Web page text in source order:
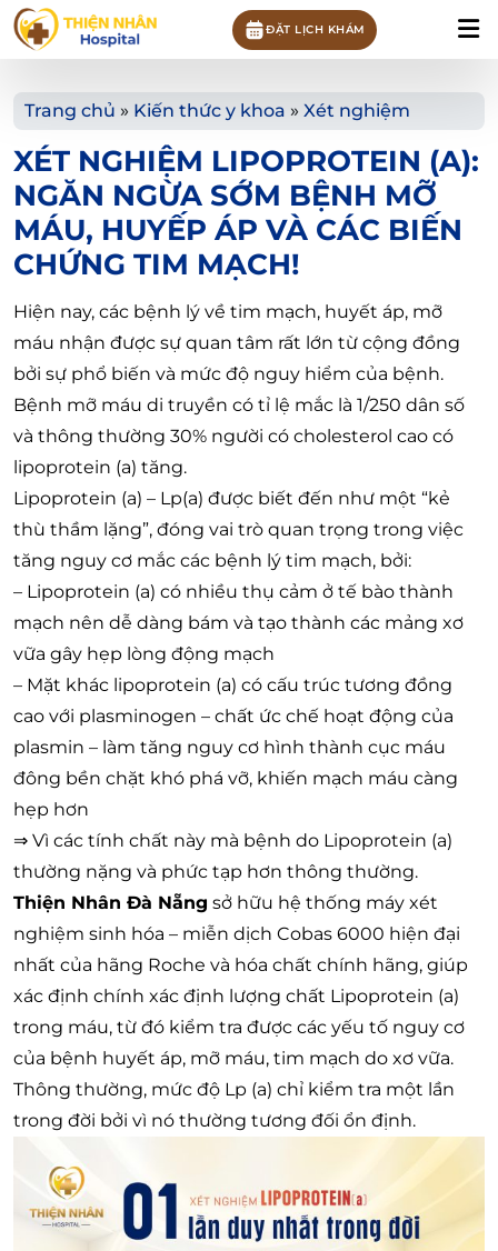
ĐẶT LỊCH KHÁM
Trang chủ » Kiến thức y khoa » Xét nghiệm
XÉT NGHIỆM LIPOPROTEIN (A):
NGĂN NGỪA SỚM BỆNH MỠ
MÁU, HUYẾP ÁP VÀ CÁC BIẾN
CHỨNG TIM MẠCH!
Hiện nay, các bệnh lý về tim mạch, huyết áp, mỡ
máu nhận được sự quan tâm rất lớn từ cộng đồng
bởi sự phổ biến và mức độ nguy hiểm của bệnh.
Bệnh mỡ máu di truyền có tỉ lệ mắc là 1/250 dân số
và thông thường 30% người có cholesterol cao có
lipoprotein (a) tăng.
Lipoprotein (a) – Lp(a) được biết đến như một “kẻ
thù thầm lặng”, đóng vai trò quan trọng trong việc
tăng nguy cơ mắc các bệnh lý tim mạch, bởi:
– Lipoprotein (a) có nhiều thụ cảm ở tế bào thành
mạch nên dễ dàng bám và tạo thành các mảng xơ
vữa gây hẹp lòng động mạch
– Mặt khác lipoprotein (a) có cấu trúc tương đồng
cao với plasminogen – chất ức chế hoạt động của
plasmin – làm tăng nguy cơ hình thành cục máu
đông bền chặt khó phá vỡ, khiến mạch máu càng
hẹp hơn
⇒ Vì các tính chất này mà bệnh do Lipoprotein (a)
thường nặng và phức tạp hơn thông thường.
Thiện Nhân Đà Nẵng sở hữu hệ thống máy xét
nghiệm sinh hóa – miễn dịch Cobas 6000 hiện đại
nhất của hãng Roche và hóa chất chính hãng, giúp
xác định chính xác định lượng chất Lipoprotein (a)
trong máu, từ đó kiểm tra được các yếu tố nguy cơ
của bệnh huyết áp, mỡ máu, tim mạch do xơ vữa.
Thông thường, mức độ Lp (a) chỉ kiểm tra một lần
trong đời bởi vì nó thường tương đối ổn định.